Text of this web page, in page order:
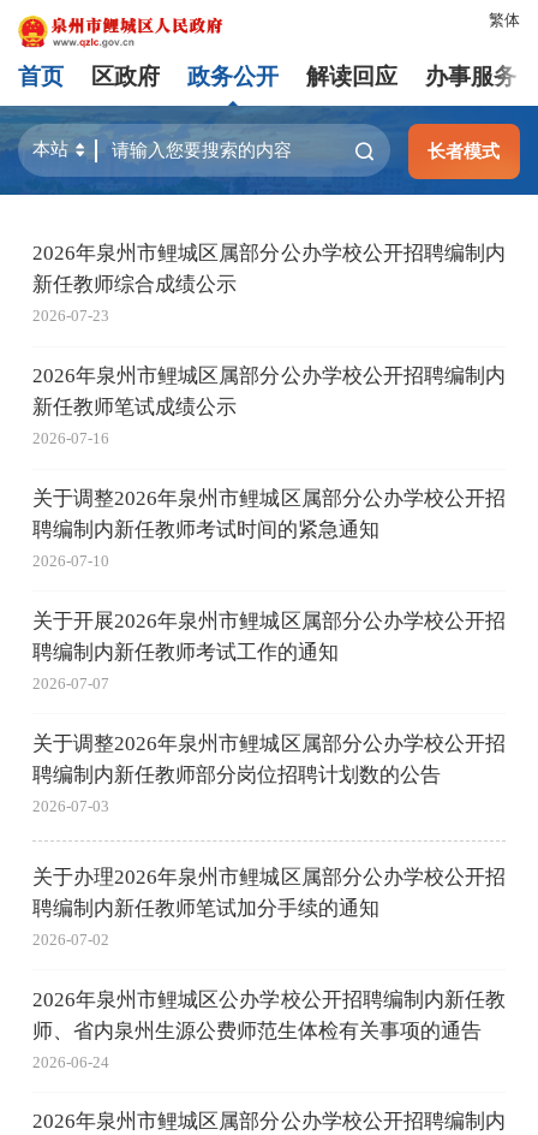
繁体
首页 区政府 政务公开 解读回应 办事服务
长者模式
2026年泉州市鲤城区属部分公办学校公开招聘编制内
新任教师综合成绩公示
2026-07-23
2026年泉州市鲤城区属部分公办学校公开招聘编制内
新任教师笔试成绩公示
2026-07-16
关于调整2026年泉州市鲤城区属部分公办学校公开招
聘编制内新任教师考试时间的紧急通知
2026-07-10
关于开展2026年泉州市鲤城区属部分公办学校公开招
聘编制内新任教师考试工作的通知
2026-07-07
关于调整2026年泉州市鲤城区属部分公办学校公开招
聘编制内新任教师部分岗位招聘计划数的公告
2026-07-03
关于办理2026年泉州市鲤城区属部分公办学校公开招
聘编制内新任教师笔试加分手续的通知
2026-07-02
2026年泉州市鲤城区公办学校公开招聘编制内新任教
师、省内泉州生源公费师范生体检有关事项的通告
2026-06-24
2026年泉州市鲤城区属部分公办学校公开招聘编制内